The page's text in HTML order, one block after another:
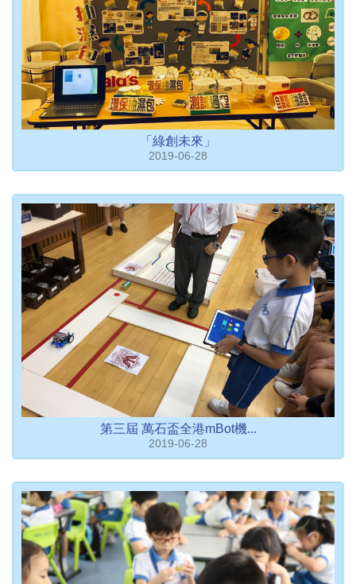
「綠創未來」
2019-06-28
第三屆 萬石盃全港mBot機...
2019-06-28